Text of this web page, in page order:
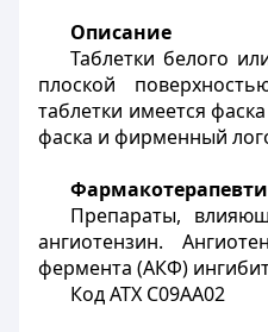
Описание
Таблетки белого
плоской
таблетки имеется
фаска и фирменный
Препараты,
ангиотензин.
фермента (АКФ)
Код АТХ С09АА02